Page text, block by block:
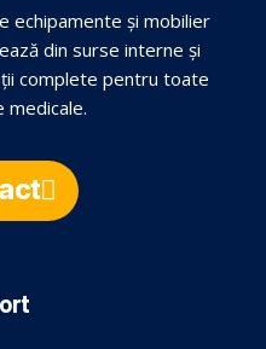
echipamente și mobilier
din surse interne și
complete pentru toate
medicale.